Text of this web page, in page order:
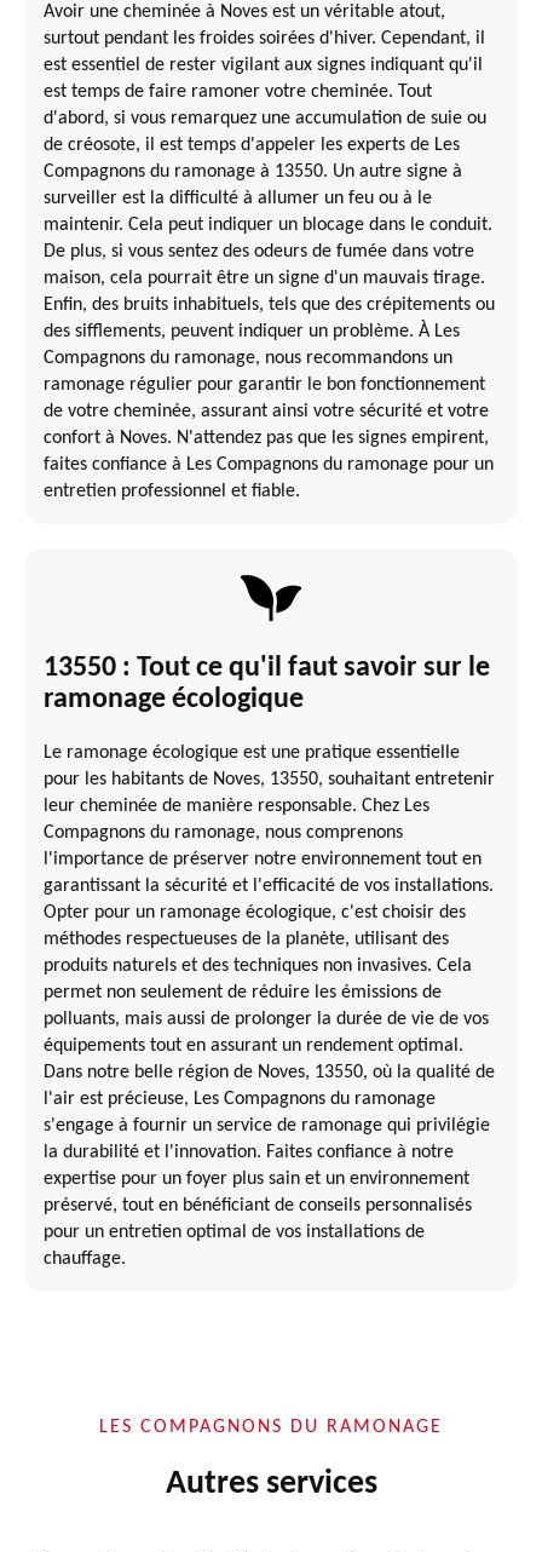
Avoir une cheminée à Noves est un véritable atout,
surtout pendant les froides soirées d'hiver. Cependant, il
est essentiel de rester vigilant aux signes indiquant qu'il
est temps de faire ramoner votre cheminée. Tout
d'abord, si vous remarquez une accumulation de suie ou
de créosote, il est temps d'appeler les experts de Les
Compagnons du ramonage à 13550. Un autre signe à
surveiller est la difficulté à allumer un feu ou à le
maintenir. Cela peut indiquer un blocage dans le conduit.
De plus, si vous sentez des odeurs de fumée dans votre
maison, cela pourrait être un signe d'un mauvais tirage.
Enfin, des bruits inhabituels, tels que des crépitements ou
des sifflements, peuvent indiquer un problème. À Les
Compagnons du ramonage, nous recommandons un
ramonage régulier pour garantir le bon fonctionnement
de votre cheminée, assurant ainsi votre sécurité et votre
confort à Noves. N'attendez pas que les signes empirent,
faites confiance à Les Compagnons du ramonage pour un
entretien professionnel et fiable.
13550 : Tout ce qu'il faut savoir sur le
ramonage écologique
Le ramonage écologique est une pratique essentielle
pour les habitants de Noves, 13550, souhaitant entretenir
leur cheminée de manière responsable. Chez Les
Compagnons du ramonage, nous comprenons
l'importance de préserver notre environnement tout en
garantissant la sécurité et l'efficacité de vos installations.
Opter pour un ramonage écologique, c'est choisir des
méthodes respectueuses de la planète, utilisant des
produits naturels et des techniques non invasives. Cela
permet non seulement de réduire les émissions de
polluants, mais aussi de prolonger la durée de vie de vos
équipements tout en assurant un rendement optimal.
Dans notre belle région de Noves, 13550, où la qualité de
l'air est précieuse, Les Compagnons du ramonage
s'engage à fournir un service de ramonage qui privilégie
la durabilité et l'innovation. Faites confiance à notre
expertise pour un foyer plus sain et un environnement
préservé, tout en bénéficiant de conseils personnalisés
pour un entretien optimal de vos installations de
chauffage.
LES COMPAGNONS DU RAMONAGE
Autres services